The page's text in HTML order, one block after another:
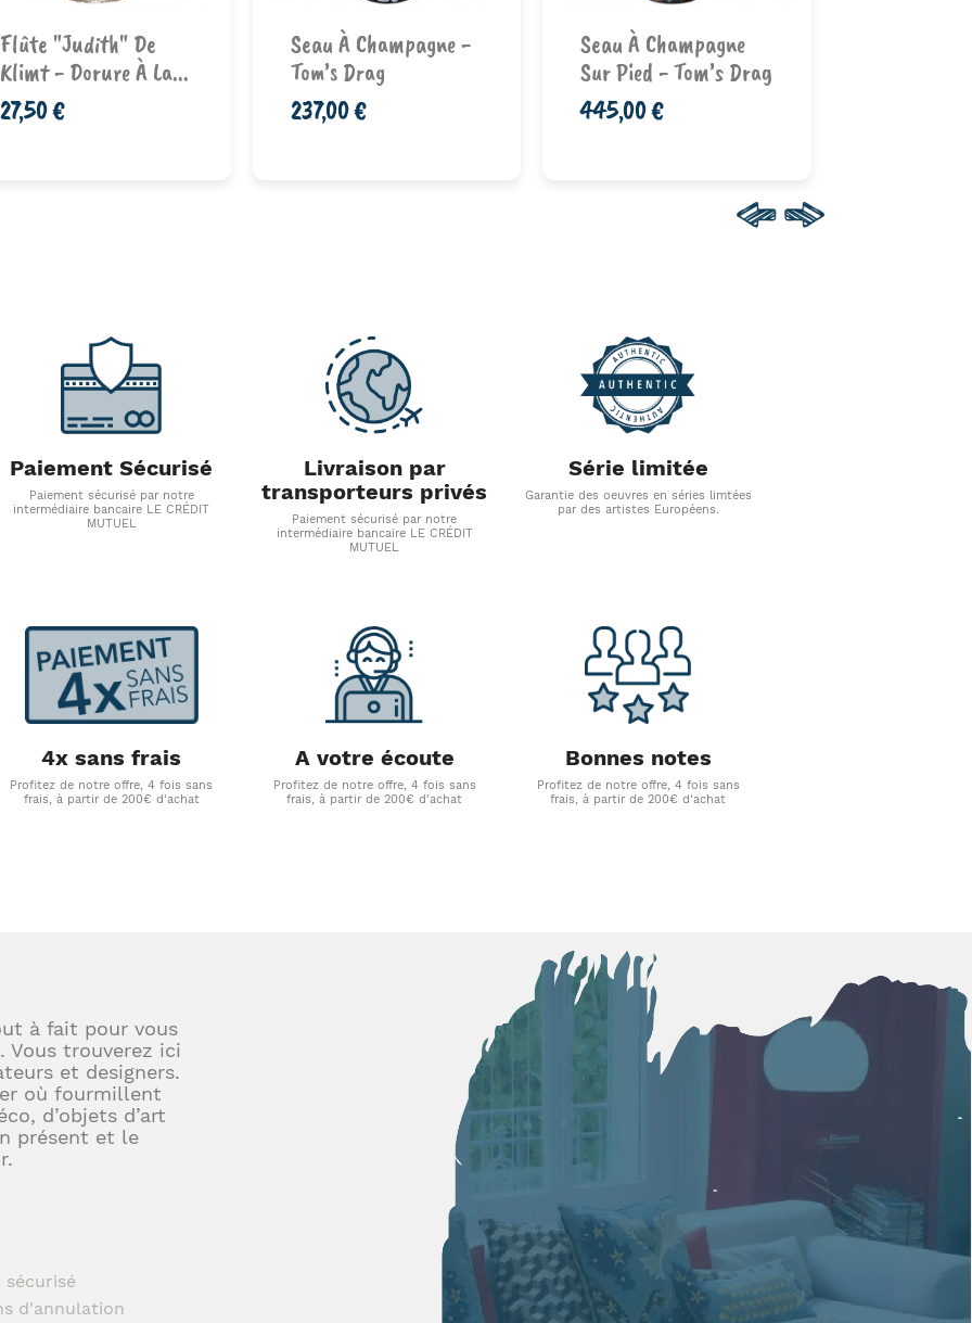
Flûte "Judith" De
Klimt - Dorure À La...
27,50 €
Ajouter au
panier
Seau À Champagne -
Tom’s Drag
237,00 €
Ajouter au
panier
Seau À Champagne
Sur Pied - Tom’s Drag
445,00 €
Ajouter au
panier
Paiement Sécurisé
Paiement sécurisé par notre
intermédiaire bancaire LE CRÉDIT
MUTUEL
Livraison par
transporteurs privés
Paiement sécurisé par notre
intermédiaire bancaire LE CRÉDIT
MUTUEL
Série limitée
Garantie des oeuvres en séries limtées
par des artistes Européens.
4x sans frais
Profitez de notre offre, 4 fois sans
frais, à partir de 200€ d'achat
A votre écoute
Profitez de notre offre, 4 fois sans
frais, à partir de 200€ d'achat
Bonnes notes
Profitez de notre offre, 4 fois sans
frais, à partir de 200€ d'achat
à fait pour vous
Vous trouverez ici
et designers.
où fourmillent
d’objets d’art
présent et le
sécurisé
d'annulation